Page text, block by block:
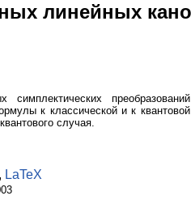
линейных
преобразований
к классической и к квантовой
случая.
, LaTeX